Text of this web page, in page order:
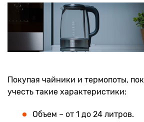
Покупая чайники и термопоты,
учесть такие характеристики:
Объем – от 1 до 24 литров.